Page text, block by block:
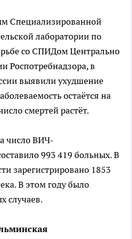
Специализированной
лаборатории по
со СПИДом Центрально
Роспотребнадзора, в
выявили ухудшение
остаётся на
смертей растёт.
число ВИЧ-
993 419 больных. В
зарегистрировано 1853
В этом году было
случаев.